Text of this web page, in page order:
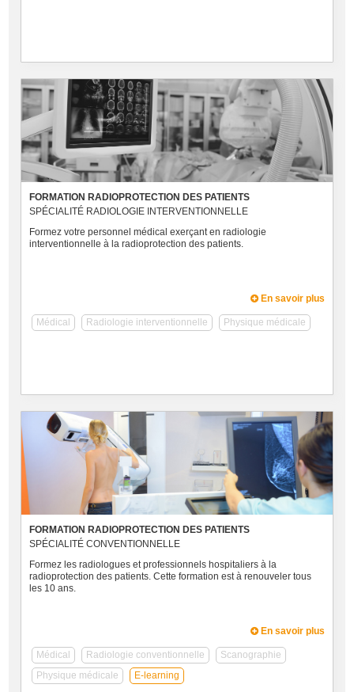
FORMATION RADIOPROTECTION DES PATIENTS
SPÉCIALITÉ RADIOLOGIE INTERVENTIONNELLE
Formez votre personnel médical exerçant en radiologie
interventionnelle à la radioprotection des patients.
En savoir plus
Médical Radiologie interventionnelle Physique médicale
FORMATION RADIOPROTECTION DES PATIENTS
SPÉCIALITÉ CONVENTIONNELLE
Formez les radiologues et professionnels hospitaliers à la
radioprotection des patients. Cette formation est à renouveler tous
les 10 ans.
En savoir plus
Médical Radiologie conventionnelle
Scanographie
Physique médicale
E-learning